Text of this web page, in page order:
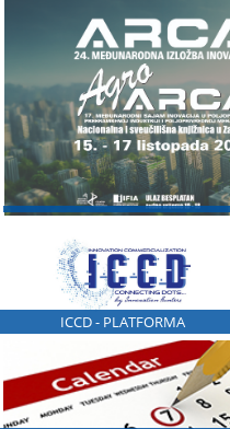
ICCD - PLATFORMA